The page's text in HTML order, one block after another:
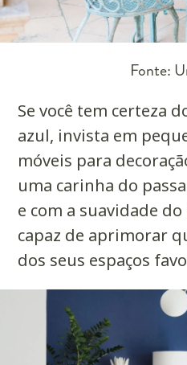
Fonte:
Se você tem certeza
azul, invista em
móveis para
uma carinha do
e com a suavidade
capaz de aprimorar
dos seus espaços